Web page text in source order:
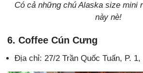
Có cả những chú Alaska size mini
này nè!
6. Coffee Cún Cưng
Địa chỉ: 27/2 Trần Quốc Tuấn, P. 1,